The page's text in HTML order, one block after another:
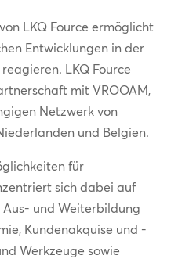
LKQ Fource ermöglicht
Entwicklungen in der
LKQ Fource
mit VROOAM,
Netzwerk von
und Belgien.
für
sich dabei auf
und Weiterbildung
Kundenakquise und -
Werkzeuge sowie